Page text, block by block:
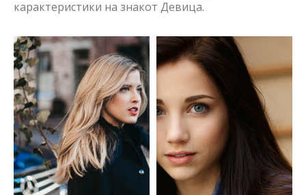
карактеристики на знакот Девица.